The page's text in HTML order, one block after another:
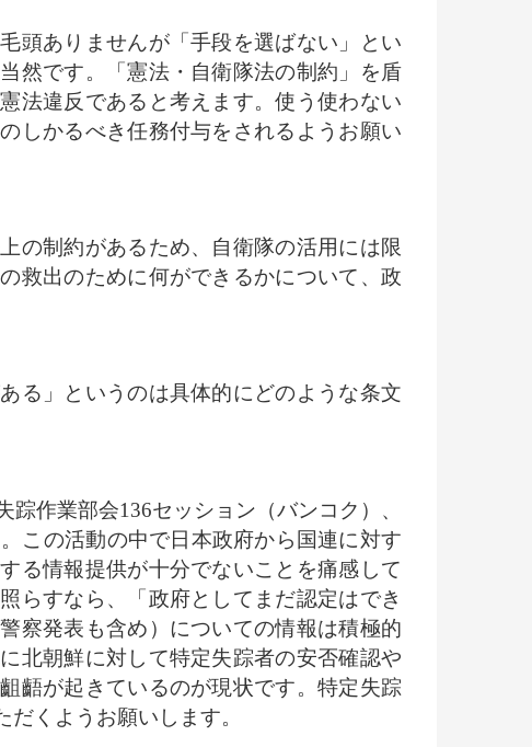
頭ありませんが「手段を選ばない」とい
然です。「憲法・自衛隊法の制約」を盾
法違反であると考えます。使う使わない
しかるべき任務付与をされるようお願い
の制約があるため、自衛隊の活用には限
救出のために何ができるかについて、政
る」というのは具体的にどのような条文
作業部会136セッション（バンコク）、
この活動の中で日本政府から国連に対す
る情報提供が十分でないことを痛感して
らすなら、「政府としてまだ認定はでき
察発表も含め）についての情報は積極的
北朝鮮に対して特定失踪者の安否確認や
齬が起きているのが現状です。特定失踪
くようお願いします。